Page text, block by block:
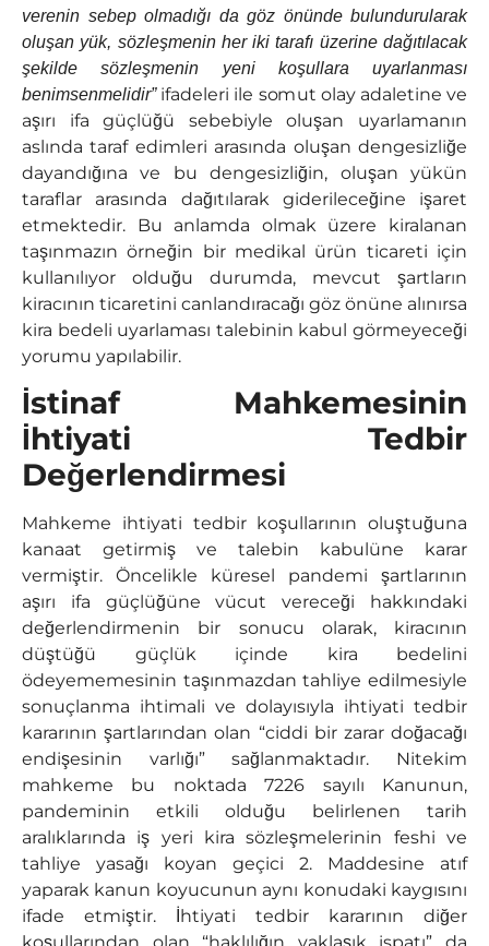
verenin sebep olmadığı da göz önünde bulundurularak
oluşan yük, sözleşmenin her iki tarafı üzerine dağıtılacak
şekilde sözleşmenin yeni koşullara uyarlanması
benimsenmelidir”ifadeleri ile somut olay adaletine ve
aşırı ifa güçlüğü sebebiyle oluşan uyarlamanın
aslında taraf edimleri arasında oluşan dengesizliğe
dayandığına ve bu dengesizliğin, oluşan yükün
taraflar arasında dağıtılarak giderileceğine işaret
etmektedir. Bu anlamda olmak üzere kiralanan
taşınmazın örneğin bir medikal ürün ticareti için
kullanılıyor olduğu durumda, mevcut şartların
kiracının ticaretini canlandıracağı göz önüne alınırsa
kira bedeli uyarlaması talebinin kabul görmeyeceği
yorumu yapılabilir.
İstinaf Mahkemesinin
İhtiyati Tedbir
Değerlendirmesi
Mahkeme ihtiyati tedbir koşullarının oluştuğuna
kanaat getirmiş ve talebin kabulüne karar
vermiştir. Öncelikle küresel pandemi şartlarının
aşırı ifa güçlüğüne vücut vereceği hakkındaki
değerlendirmenin bir sonucu olarak, kiracının
düştüğü güçlük içinde kira bedelini
ödeyememesinin taşınmazdan tahliye edilmesiyle
sonuçlanma ihtimali ve dolayısıyla ihtiyati tedbir
kararının şartlarından olan “ciddi bir zarar doğacağı
endişesinin varlığı” sağlanmaktadır. Nitekim
mahkeme bu noktada 7226 sayılı Kanunun,
pandeminin etkili olduğu belirlenen tarih
aralıklarında iş yeri kira sözleşmelerinin feshi ve
tahliye yasağı koyan geçici 2. Maddesine atıf
yaparak kanun koyucunun aynı konudaki kaygısını
ifade etmiştir. İhtiyati tedbir kararının diğer